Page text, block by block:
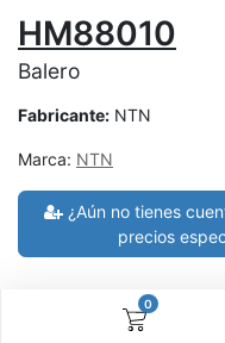
0
HM88010
Balero
Fabricante: NTN
Marca: NTN
¿Aún no tienes
precios
30 días de devolución